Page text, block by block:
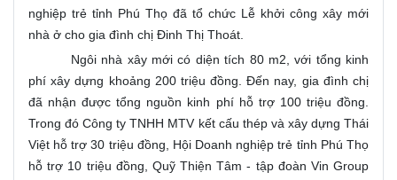
nghiệp trẻ tỉnh Phú Thọ đã tổ chức Lễ khởi công xây mới
nhà ở cho gia đình chị Đinh Thị Thoát.
Ngôi nhà xây mới có diện tích 80 m2, với tổng kinh
phí xây dựng khoảng 200 triệu đồng. Đến nay, gia đình chị
đã nhận được tổng nguồn kinh phí hỗ trợ 100 triệu đồng.
Trong đó Công ty TNHH MTV kết cấu thép và xây dựng Thái
Việt hỗ trợ 30 triệu đồng, Hội Doanh nghiệp trẻ tỉnh Phú Thọ
hỗ trợ 10 triệu đồng, Quỹ Thiện Tâm - tập đoàn Vin Group